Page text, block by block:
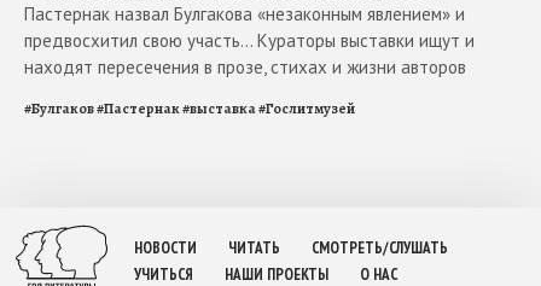
Пастернак назвал Булгакова «незаконным явлением» и
предвосхитил свою участь... Кураторы выставки ищут и
находят пересечения в прозе, стихах и жизни авторов
#Булгаков#Пастернак#выставка#Гослитмузей
НОВОСТИ ЧИТАТЬ
СМОТРЕТЬ/СЛУШАТЬ
УЧИТЬСЯ
НАШИ ПРОЕКТЫ О НАС